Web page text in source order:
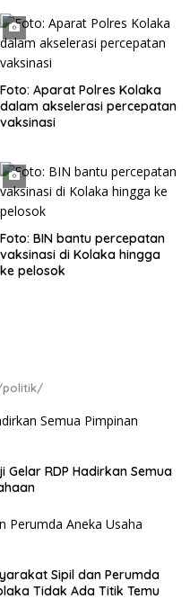
Foto: Aparat Polres Kolaka
dalam akselerasi percepatan
vaksinasi
Foto: BIN bantu percepatan
vaksinasi di Kolaka hingga
ke pelosok
politik/
Gelar RDP Hadirkan Semua
Sipil dan Perumda
Tidak Ada Titik Temu